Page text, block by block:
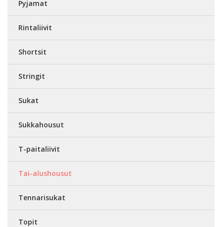
Pyjamat
Rintaliivit
Shortsit
Stringit
Sukat
Sukkahousut
T-paitaliivit
Tai-alushousut
Tennarisukat
Topit